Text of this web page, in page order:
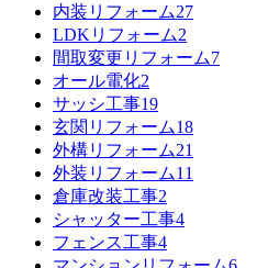
内装リフォーム27
LDKリフォーム2
間取変更リフォーム7
オール電化2
サッシ工事19
玄関リフォーム18
外構リフォーム21
外装リフォーム11
倉庫改装工事2
シャッター工事4
フェンス工事4